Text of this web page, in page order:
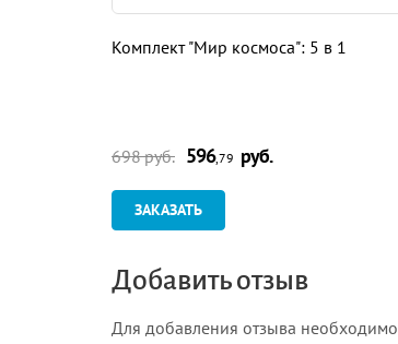
Комплект "Мир космоса": 5 в 1
698 руб. 596,79 руб.
ЗАКАЗАТЬ
Добавить отзыв
Для добавления отзыва необходимо